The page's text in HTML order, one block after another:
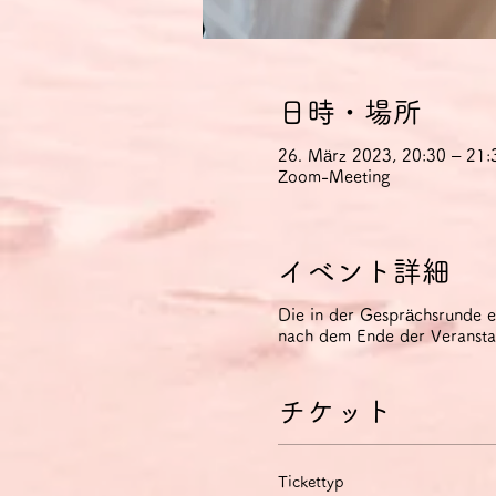
日時・場所
26. März 2023, 20:30 –
Zoom-Meeting
イベント詳細
Die in der Gesprächsrunde
nach dem Ende der
チケット
Tickettyp